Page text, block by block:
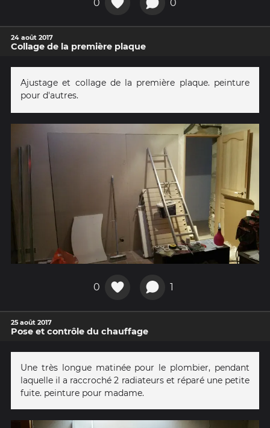
0 0
24 août 2017
Collage de la première plaque
Ajustage et collage de la première plaque. peinture
pour d'autres.
0 1
25 août 2017
Pose et contrôle du chauffage
Une très longue matinée pour le plombier, pendant
laquelle il a raccroché 2 radiateurs et réparé une petite
fuite. peinture pour madame.